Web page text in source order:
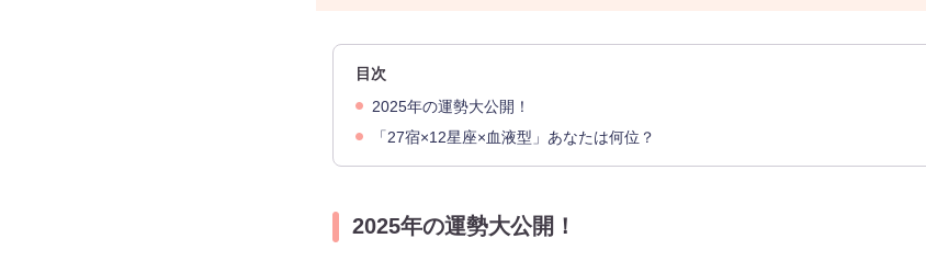
目次
2025年の運勢大公開！
「27宿×12星座×血液型」あなたは何位？
2025年の運勢大公開！